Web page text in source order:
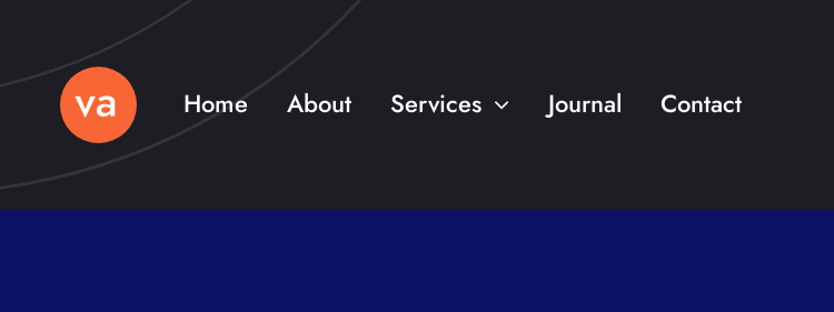
content
Home About Services Journal Contact